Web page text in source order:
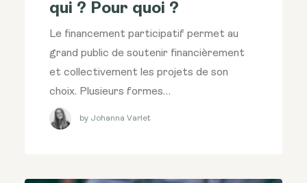
qui ? Pour quoi ?
Le financement participatif permet au
grand public de soutenir financièrement
et collectivement les projets de son
choix. Plusieurs formes…
by Johanna Varlet